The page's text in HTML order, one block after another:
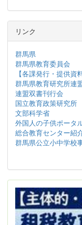
リンク
群馬県
群馬県教育委員会
【各課発行・提供資
群馬県教育研究所連
連盟双書刊行会
国立教育政策研究所
文部科学省
外国人の子供ポータ
総合教育センター紹
群馬県公立小中学校